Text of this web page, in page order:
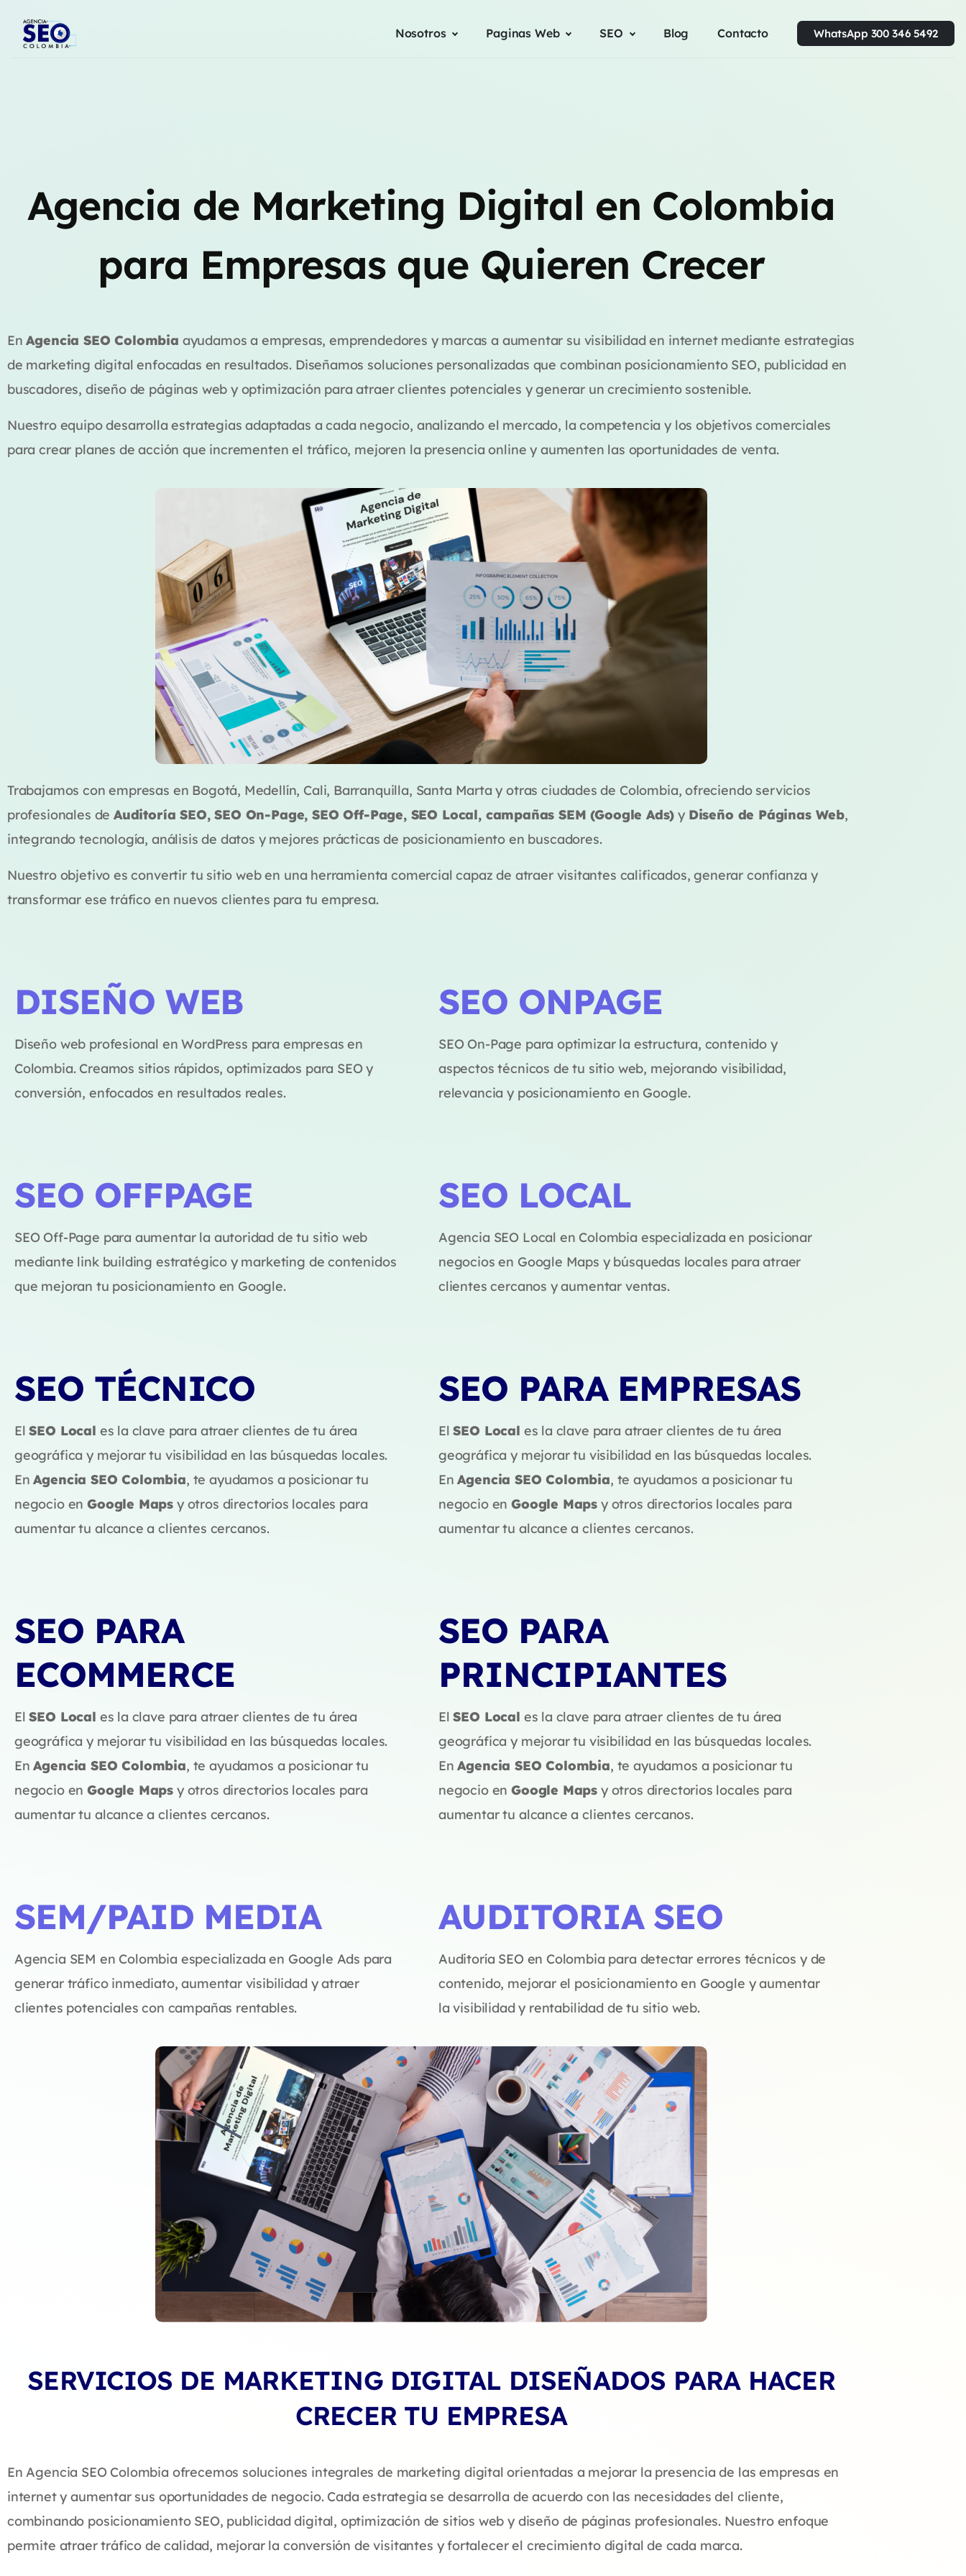
Nosotros Paginas Web SEO Blog Contacto WhatsApp 300 346 5492
Agencia de Marketing Digital en Colombia
para Empresas que Quieren Crecer
EnAgencia SEO Colombia ayudamos a empresas, emprendedores y marcas a aumentar su visibilidad en internet mediante estrategias
de marketing digital enfocadas en resultados. Diseñamos soluciones personalizadas que combinan posicionamiento SEO, publicidad en
buscadores, diseño de páginas web y optimización para atraer clientes potenciales y generar un crecimiento sostenible.
Nuestro equipo desarrolla estrategias adaptadas a cada negocio, analizando el mercado, la competencia y los objetivos comerciales
para crear planes de acción que incrementen el tráfico, mejoren la presencia online y aumenten las oportunidades de venta.
Trabajamos con empresas en Bogotá, Medellín, Cali, Barranquilla, Santa Marta y otras ciudades de Colombia, ofreciendo servicios
profesionales deAuditoría SEO, SEO On-Page, SEO Off-Page, SEO Local, campañas SEM (Google Ads) y Diseño de Páginas Web,
integrando tecnología, análisis de datos y mejores prácticas de posicionamiento en buscadores.
Nuestro objetivo es convertir tu sitio web en una herramienta comercial capaz de atraer visitantes calificados, generar confianza y
transformar ese tráfico en nuevos clientes para tu empresa.
DISEÑO WEB
Diseño web profesional en WordPress para empresas en
Colombia. Creamos sitios rápidos, optimizados para SEO y
conversión, enfocados en resultados reales.
SEO ONPAGE
SEO On-Page para optimizar la estructura, contenido y
aspectos técnicos de tu sitio web, mejorando visibilidad,
relevancia y posicionamiento en Google.
SEO OFFPAGE
SEO Off-Page para aumentar la autoridad de tu sitio web
mediante link building estratégico y marketing de contenidos
que mejoran tu posicionamiento en Google.
SEO LOCAL
Agencia SEO Local en Colombia especializada en posicionar
negocios en Google Maps y búsquedas locales para atraer
clientes cercanos y aumentar ventas.
SEO TÉCNICO
ElSEO Local es la clave para atraer clientes de tu área
geográfica y mejorar tu visibilidad en las búsquedas locales.
EnAgencia SEO Colombia, te ayudamos a posicionar tu
negocio enGoogle Maps y otros directorios locales para
aumentar tu alcance a clientes cercanos.
SEO PARA EMPRESAS
ElSEO Local es la clave para atraer clientes de tu área
geográfica y mejorar tu visibilidad en las búsquedas locales.
EnAgencia SEO Colombia, te ayudamos a posicionar tu
negocio enGoogle Maps y otros directorios locales para
aumentar tu alcance a clientes cercanos.
SEO PARA
ECOMMERCE
ElSEO Local es la clave para atraer clientes de tu área
geográfica y mejorar tu visibilidad en las búsquedas locales.
EnAgencia SEO Colombia, te ayudamos a posicionar tu
negocio enGoogle Maps y otros directorios locales para
aumentar tu alcance a clientes cercanos.
SEO PARA
PRINCIPIANTES
ElSEO Local es la clave para atraer clientes de tu área
geográfica y mejorar tu visibilidad en las búsquedas locales.
EnAgencia SEO Colombia, te ayudamos a posicionar tu
negocio enGoogle Maps y otros directorios locales para
aumentar tu alcance a clientes cercanos.
SEM/PAID MEDIA
Agencia SEM en Colombia especializada en Google Ads para
generar tráfico inmediato, aumentar visibilidad y atraer
clientes potenciales con campañas rentables.
AUDITORIA SEO
Auditoría SEO en Colombia para detectar errores técnicos y de
contenido, mejorar el posicionamiento en Google y aumentar
la visibilidad y rentabilidad de tu sitio web.
SERVICIOS DE MARKETING DIGITAL DISEÑADOS PARA HACER
CRECER TU EMPRESA
En Agencia SEO Colombia ofrecemos soluciones integrales de marketing digital orientadas a mejorar la presencia de las empresas en
internet y aumentar sus oportunidades de negocio. Cada estrategia se desarrolla de acuerdo con las necesidades del cliente,
combinando posicionamiento SEO, publicidad digital, optimización de sitios web y diseño de páginas profesionales. Nuestro enfoque
permite atraer tráfico de calidad, mejorar la conversión de visitantes y fortalecer el crecimiento digital de cada marca.